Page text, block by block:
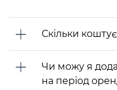
Скільки
Чи можу я
на період